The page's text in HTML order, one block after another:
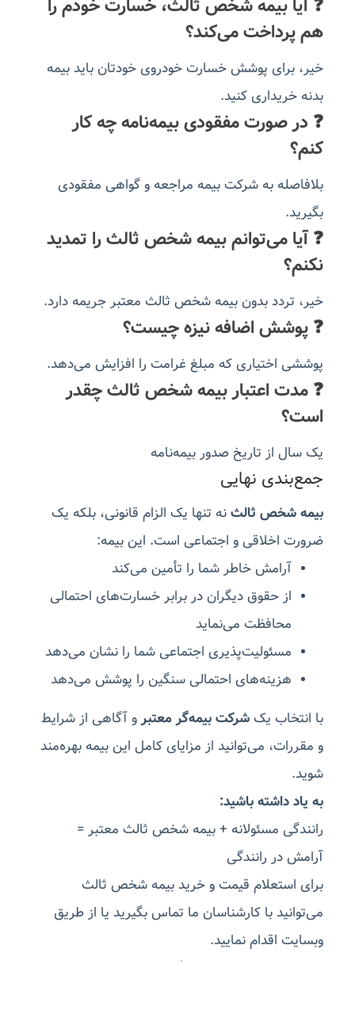
❓ آیا بیمه شخص ثالث، خسارت خودم را
هم پرداخت می‌کند؟
خیر، برای پوشش خسارت خودروی خودتان باید بیمه
بدنه خریداری کنید.
❓ در صورت مفقودی بیمه‌نامه چه کار
کنم؟
بلافاصله به شرکت بیمه مراجعه و گواهی مفقودی
بگیرید.
❓ آیا می‌توانم بیمه شخص ثالث را تمدید
نکنم؟
خیر، تردد بدون بیمه شخص ثالث معتبر جریمه دارد.
❓ پوشش اضافه نیزه چیست؟
پوششی اختیاری که مبلغ غرامت را افزایش می‌دهد.
❓ مدت اعتبار بیمه شخص ثالث چقدر
است؟
یک سال از تاریخ صدور بیمه‌نامه
جمع‌بندی نهایی
بیمه شخص ثالثنه تنها یک الزام قانونی، بلکه یک
ضرورت اخلاقی و اجتماعی است. این بیمه:
آرامش خاطر شما را تأمین می‌کند
از حقوق دیگران در برابر خسارت‌های احتمالی
محافظت می‌نماید
مسئولیت‌پذیری اجتماعی شما را نشان می‌دهد
هزینه‌های احتمالی سنگین را پوشش می‌دهد
با انتخاب یکشرکت بیمه‌گر معتبرو آگاهی از شرایط
و مقررات، می‌توانید از مزایای کامل این بیمه بهره‌مند
شوید.
به یاد داشته باشید:
رانندگی مسئولانه + بیمه شخص ثالث معتبر =
آرامش در رانندگی
برای استعلام قیمت و خرید بیمه شخص ثالث
می‌توانید با کارشناسان ما تماس بگیرید یا از طریق
وبسایت اقدام نمایید.